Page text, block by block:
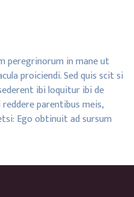
peregrinorum in mane ut
proiciendi. Sed quis scit si
ibi loquitur ibi de
parentibus meis,
Ego obtinuit ad sursum